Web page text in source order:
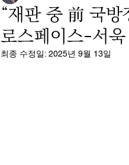
“재판 중 前 국
로스페이스-서
최종 수정일: 2025년 9월 13일